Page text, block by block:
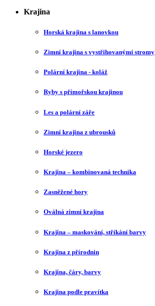
Krajina
Horská krajina s lanovkou
Zimní krajina s vystřihovanými stromy
Polární krajina - koláž
Ryby s přímořskou krajinou
Les a polární záře
Zimní krajina z ubrousků
Horské jezero
Krajina – kombinovaná technika
Zasněžené hory
Oválná zimní krajina
Krajina – maskování, stříkání barvy
Krajina z přírodnin
Krajina, čáry, barvy
Krajina podle pravítka